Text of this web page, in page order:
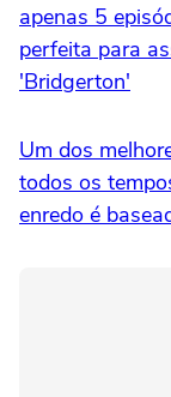
apenas 5
perfeita para
'Bridgerton'
Um dos
todos os
enredo é